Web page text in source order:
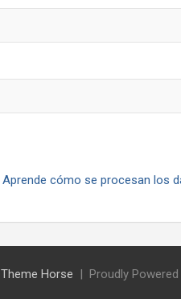
Aprende cómo se procesan los
Theme Horse Proudly Powered